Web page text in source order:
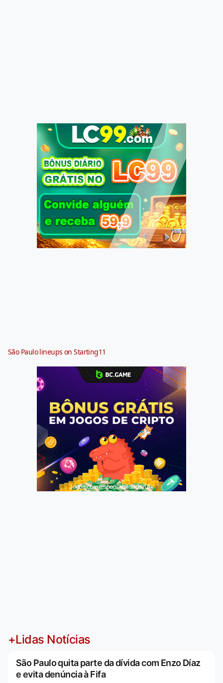
São Paulo lineups on Starting11
Jogue com responsabilidade. 18+
+Lidas Notícias
São Paulo quita parte da dívida com Enzo Díaz
e evita denúncia à Fifa